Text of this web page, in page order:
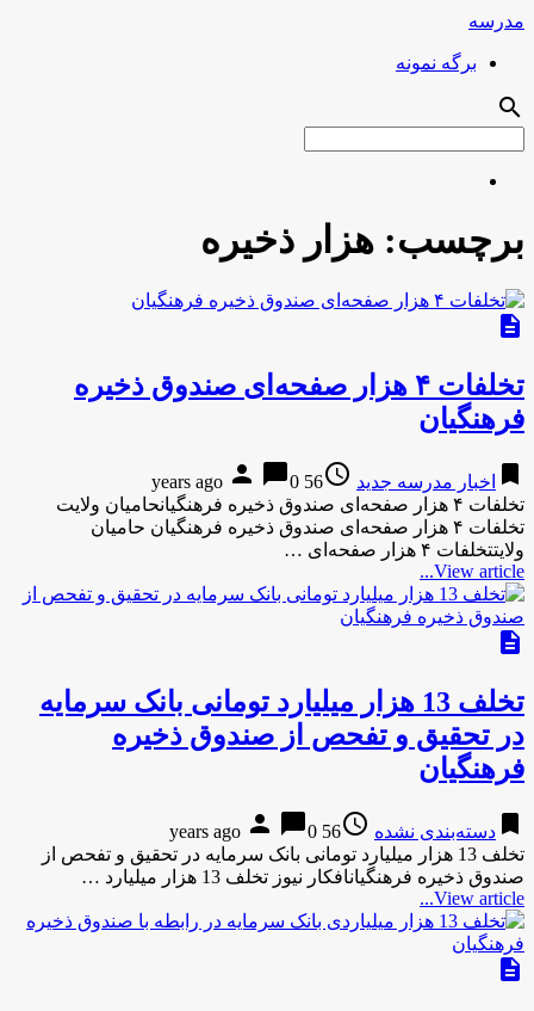
مدرسه
برگه نمونه
search
برچسب: هزار ذخیره
description
تخلفات ۴ هزار صفحه‌ای صندوق ذخیره
فرهنگیان
bookmark اخبار مدرسه جدید access_time
56 years ago
person chat_bubble0
تخلفات ۴ هزار صفحه‌ای صندوق ذخیره فرهنگیانحامیان ولایت
تخلفات ۴ هزار صفحه‌ای صندوق ذخیره فرهنگیان حامیان
ولایتتخلفات ۴ هزار صفحه‌ای …
View article...
description
تخلف 13 هزار میلیارد تومانی بانک سرمایه
در تحقیق و تفحص از صندوق ذخیره
فرهنگیان
bookmark دسته‌بندی نشده access_time
56 years ago
person chat_bubble0
تخلف 13 هزار میلیارد تومانی بانک سرمایه در تحقیق و تفحص از
صندوق ذخیره فرهنگیانافکار نیوز تخلف 13 هزار میلیارد …
View article...
description